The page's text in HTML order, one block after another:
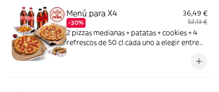
Menú para X4
-30%
36,49 €
52,13 €
2 pizzas medianas + patatas + cookies + 4
refrescos de 50 cl cada uno a elegir entre
naranja, Fuze tea o Aquarius de limón. Tu